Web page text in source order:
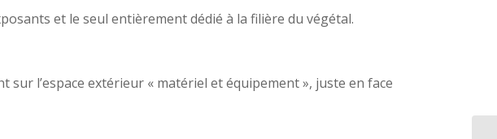
et le seul entièrement dédié à la filière du végétal.
sur l’espace extérieur « matériel et équipement », juste en face